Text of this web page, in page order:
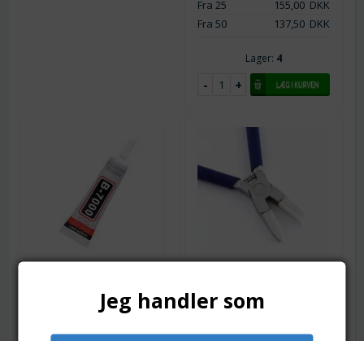
Fra 25 155,00 DKK
Fra 50
137,50 DKK
Lager: 4
Hypo Cement type. 25
ml
Vandfast smykkelim i GS
nylonkæber til sarte
Assorterede farver.
Jeg handler som